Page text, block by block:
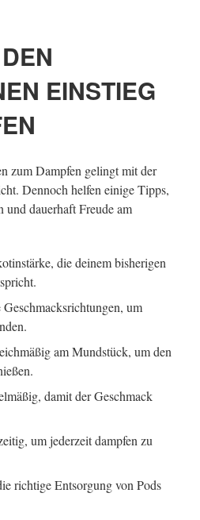
EINSTIEG
zum Dampfen gelingt mit der
Dennoch helfen einige Tipps,
und dauerhaft Freude am
die deinem bisherigen
um
am Mundstück, um den
damit der Geschmack
um jederzeit dampfen zu
richtige Entsorgung von Pods